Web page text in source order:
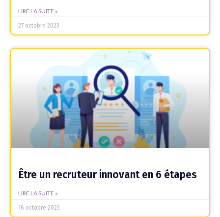
LIRE LA SUITE »
27 octobre 2023
Être un recruteur innovant en 6 étapes
LIRE LA SUITE »
16 octobre 2023